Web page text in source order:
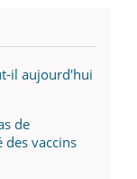
il aujourd'hui
de
vaccins